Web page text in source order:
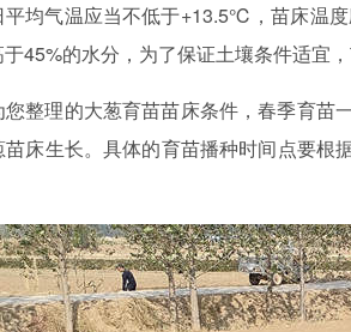
平均气温应当不低于+13.5℃，苗床温
45%的水分，为了保证土壤条件适宜
整理的大葱育苗苗床条件，春季育苗
床生长。具体的育苗播种时间点要